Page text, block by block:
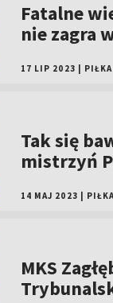
Fatalne
nie zagra
17 LIP 2023
Tak się
mistrzyń
14 MAJ 2023
MKS